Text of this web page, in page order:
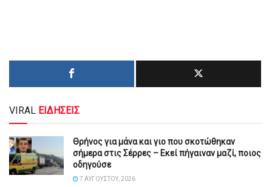
VIRAL ΕΙΔΗΣΕΙΣ
Θρήνος για μάνα και γιο που σκοτώθηκαν
σήμερα στις Σέρρες – Εκεί πήγαιναν μαζί, ποιος
οδηγούσε
7 ΑΥΓΟΎΣΤΟΥ, 2026